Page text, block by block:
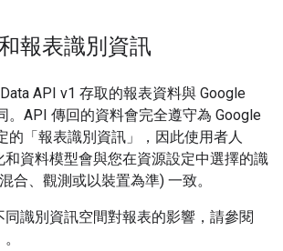
報表識別資訊
API v1 存取的報表資料與 Google
。API 傳回的資料會完全遵守為 Google
「報表識別資訊」
，因此使用者人
和資料模型會與您在資源設定中選擇的識
合、觀測或以裝置為準) 一致。
識別資訊空間對報表的影響，請參閱
。